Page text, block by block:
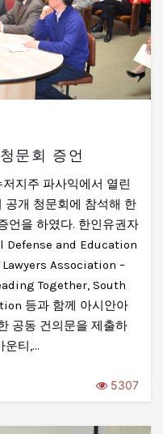
문회 증언
지주 파사익에서 열린
공개 청문회에 참석해 한
언을 하였다. 한인유권자
Defense and Education
Association –
Together, South
등과 함께 아시안아
공동 건의문을 제출하
운티,…
5307